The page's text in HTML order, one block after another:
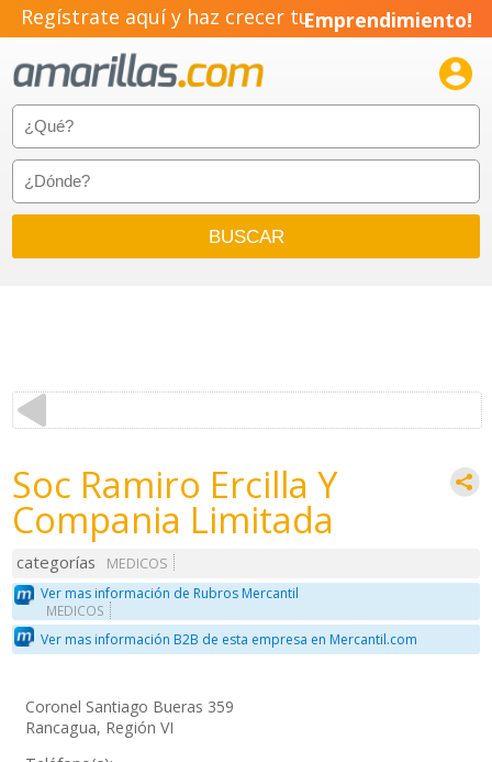
Regístrate aquí y haz crecer tuEmprendimiento!

Soc Ramiro Ercilla Y
Compania Limitada
categorías
MEDICOS
Ver mas información de Rubros Mercantil
MEDICOS
Ver mas información B2B de esta empresa en Mercantil.com
Coronel Santiago Bueras 359
Rancagua, Región VI